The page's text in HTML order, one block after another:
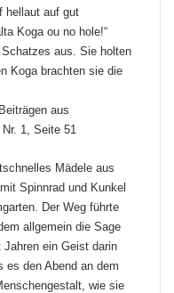
hellaut auf gut
Koga ou no hole!“
aus. Sie holten
Koga brachten sie die
aus
1, Seite 51
Mädele aus
Spinnrad und Kunkel
Der Weg führte
allgemein die Sage
ein Geist darin
es den Abend an dem
wie sie